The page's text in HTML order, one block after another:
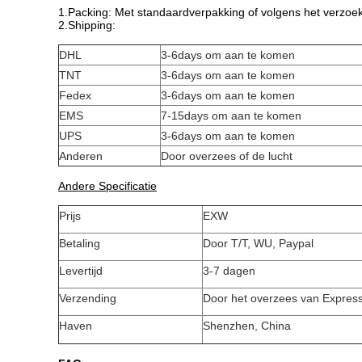
1.Packing: Met standaardverpakking of volgens het
2.Shipping:
DHL
3-6days om aan te komen
TNT
3-6days om aan te komen
Fedex
3-6days om aan te komen
EMS
7-15days om aan te komen
UPS
3-6days om aan te komen
Anderen
Door overzees of de lucht
Andere Specificatie
Prijs EXW
Betaling Door T/T, WU, Paypal
Levertijd 3-7 dagen
Verzending Door het overzees van
Haven Shenzhen, China